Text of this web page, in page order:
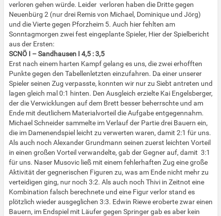
verloren gehen würde. Leider verloren haben die Dritte gegen
Neuenbürg 2 (nur drei Remis von Michael, Dominique und Jörg)
und die Vierte gegen Pforzheim 5. Auch hier fehlten am
Sonntagmorgen zwei fest eingeplante Spieler, Hier der Spielbericht
aus der Ersten:
SCNÖ I – Sandhausen I 4,5 : 3,5
Erst nach einem harten Kampf gelang es uns, die zwei erhofften
Punkte gegen den Tabellenletzten einzufahren. Da einer unserer
Spieler seinen Zug verpasste, konnten wir nur zu Siebt antreten und
lagen gleich mal 0:1 hinten. Den Ausgleich erzielte Kai Engelsberger,
der die Verwicklungen auf dem Brett besser beherrschte und am
Ende mit deutlichem Materialvorteil die Aufgabe entgegennahm.
Michael Schneider sammelte im Verlauf der Partie drei Bauern ein,
die im Damenendspiel leicht zu verwerten waren, damit 2:1 für uns.
Als auch noch Alexander Grundmann seinen zuerst leichten Vorteil
in einen großen Vorteil verwandelte, gab der Gegner auf, damit 3:1
für uns. Naser Musovic ließ mit einem fehlerhaften Zug eine große
Aktivität der gegnerischen Figuren zu, was am Ende nicht mehr zu
verteidigen ging, nur noch 3:2. Als auch noch Thivi in Zeitnot eine
Kombination falsch berechnete und eine Figur verlor stand es
plötzlich wieder ausgeglichen 3:3. Edwin Riewe eroberte zwar einen
Bauern, im Endspiel mit Läufer gegen Springer gab es aber kein